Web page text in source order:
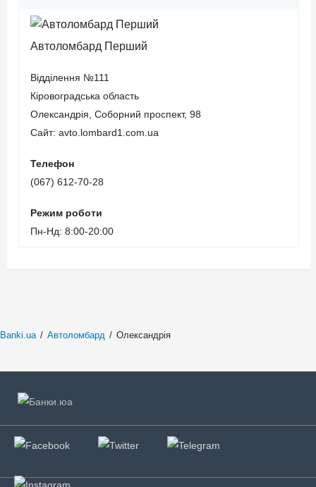
Автоломбард Перший
Відділення №111
Кіровоградська область
Олександрія, Соборний проспект, 98
Сайт: avto.lombard1.com.ua
Телефон
(067) 612-70-28
Режим роботи
Пн-Нд: 8:00-20:00
Banki.ua / Автоломбард / Олександрія